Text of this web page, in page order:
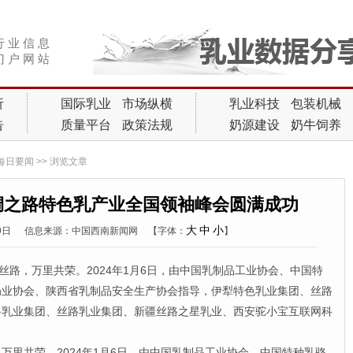
业 信 息
户 网 站
国际乳业
市场纵横
质量平台
政策法规
乳业科技
包装机械
奶源建设
奶牛饲养
日要闻 >> 浏览文章
路特色乳产业全国领袖峰会圆满成功
日 信息来源：中国西南新闻网 【字体： 大 中 小】
，万里共荣。2024年1月6日，由中国乳制品工业协会、中国特
协会、陕西省乳制品安全生产协会指导，伊犁特色乳业集团、丝路
业集团、丝路乳业集团、新疆丝路之星乳业、西安驼小宝互联网科